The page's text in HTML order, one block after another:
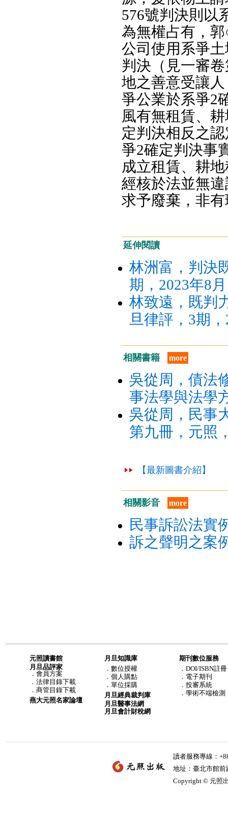
576號判決則以
為無權占有，
公司使用系爭
判決（見一審
地之善意受讓
爭公業於系爭2
風有無租賃、
定判決相反之
爭2確定判決事
成立租賃、耕
經核於法並無
求予廢棄，非
延伸閱讀
林洲富，判決
期，2023年8
林致遠，既判
旦律評，3期
相關書籍 more
吳從周，債法
事法學與法學
吳從周，民事
第九冊，元照
【最新圖書介紹】
相關影音 more
民事訴訟法實
訴之聲明之案
元照讀書館
月旦品評家
． 會員方案
． 法律目錄下載
． 商管目錄下載
燕大元照名家論壇
月旦知識庫
． 數位授權
． 個人購點
． 單位採購
月旦經典裁判庫
月旦醫事法網
月旦會計財稅網
期刊數位服務
．DOI/ISBN註冊
．電子期刊
．投審系統
．學術不端檢測
讀者服務專線：
地址：臺北市館
Copyright © 元照